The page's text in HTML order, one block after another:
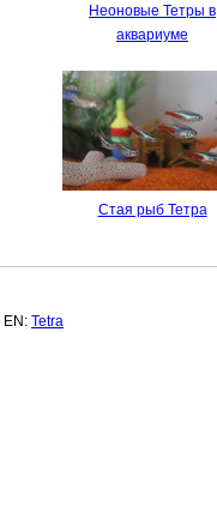
Неоновые Тетры в
аквариуме
Стая рыб Тетра
EN: Tetra